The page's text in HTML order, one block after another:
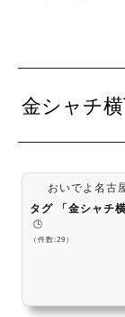
金シャチ
おいでよ名古
タグ 「金シャチ横
🕒️
（件数:29）